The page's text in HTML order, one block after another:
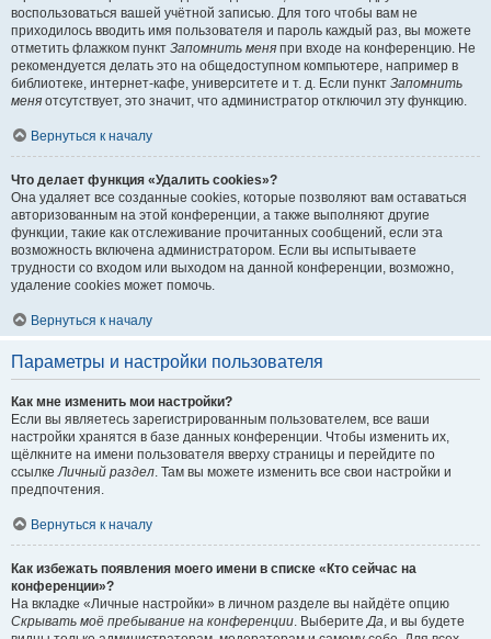
воспользоваться вашей учётной записью. Для того чтобы вам не
приходилось вводить имя пользователя и пароль каждый раз, вы можете
отметить флажком пункт Запомнить меня при входе на конференцию. Не
рекомендуется делать это на общедоступном компьютере, например в
библиотеке, интернет-кафе, университете и т. д. Если пункт Запомнить
меня отсутствует, это значит, что администратор отключил эту функцию.
Вернуться к началу
Что делает функция «Удалить cookies»?
Она удаляет все созданные cookies, которые позволяют вам оставаться
авторизованным на этой конференции, а также выполняют другие
функции, такие как отслеживание прочитанных сообщений, если эта
возможность включена администратором. Если вы испытываете
трудности со входом или выходом на данной конференции, возможно,
удаление cookies может помочь.
Вернуться к началу
Параметры и настройки пользователя
Как мне изменить мои настройки?
Если вы являетесь зарегистрированным пользователем, все ваши
настройки хранятся в базе данных конференции. Чтобы изменить их,
щёлкните на имени пользователя вверху страницы и перейдите по
ссылкеЛичный раздел. Там вы можете изменить все свои настройки и
предпочтения.
Вернуться к началу
Как избежать появления моего имени в списке «Кто сейчас на
конференции»?
На вкладке «Личные настройки» в личном разделе вы найдёте опцию
Скрывать моё пребывание на конференции. ВыберитеДа, и вы будете